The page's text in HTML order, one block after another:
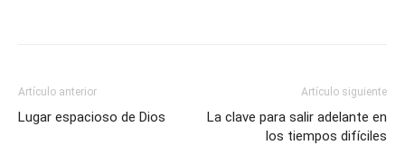
Artículo anterior
Lugar espacioso de Dios
Artículo siguiente
La clave para salir adelante en
los tiempos difíciles